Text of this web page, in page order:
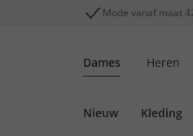
Mode vanaf maat
Dames Heren
Nieuw Kleding